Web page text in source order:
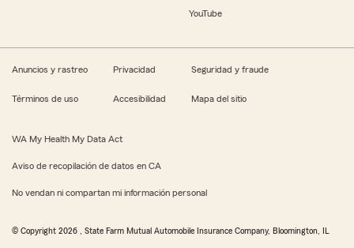
YouTube
Anuncios y rastreo Privacidad Seguridad y fraude
Términos de uso Accesibilidad Mapa del sitio
WA My Health My Data Act
Aviso de recopilación de datos en CA
No vendan ni compartan mi información personal
© Copyright 2026 , State Farm Mutual Automobile Insurance Company, Bloomington, IL